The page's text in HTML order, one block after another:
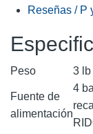
Reseñas / P
Peso 3 lb
Fuente de
alimentación
4